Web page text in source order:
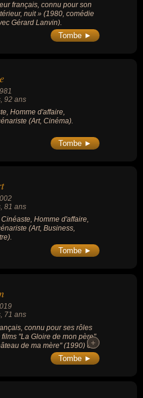
français, connu pour son
nuit » (1980, comédie
Gérard Lanvin).
Tombe ►
, 92 ans
Homme d'affaire,
(Art, Cinéma).
Tombe ►
, 81 ans
Homme d'affaire,
(Art, Business,
Tombe ►
, 71 ans
connu pour ses rôles
"La Gloire de mon père"
de ma mère" (1990) ou
(1993). Il était l’oncle
dont il avait aidé à
+
+
Tombe ►